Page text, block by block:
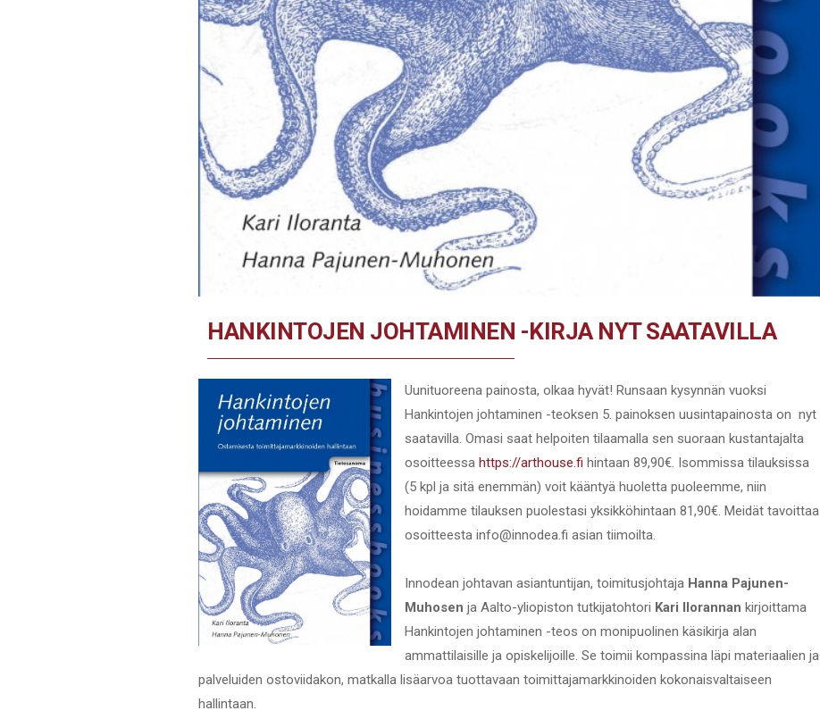
HANKINTOJEN JOHTAMINEN -KIRJA NYT SAATAVILLA
Uunituoreena painosta, olkaa hyvät! Runsaan kysynnän vuoksi
Hankintojen johtaminen -teoksen 5. painoksen uusintapainosta on nyt
saatavilla. Omasi saat helpoiten tilaamalla sen suoraan kustantajalta
osoitteessa https://arthouse.fi hintaan 89,90€. Isommissa tilauksissa
(5 kpl ja sitä enemmän) voit kääntyä huoletta puoleemme, niin
hoidamme tilauksen puolestasi yksikköhintaan 81,90€. Meidät tavoittaa
osoitteesta info@innodea.fi asian tiimoilta.
Innodean johtavan asiantuntijan, toimitusjohtaja Hanna Pajunen-
Muhosen ja Aalto-yliopiston tutkijatohtori Kari Ilorannan kirjoittama
Hankintojen johtaminen -teos on monipuolinen käsikirja alan
ammattilaisille ja opiskelijoille. Se toimii kompassina läpi materiaalien ja
palveluiden ostoviidakon, matkalla lisäarvoa tuottavaan toimittajamarkkinoiden kokonaisvaltaiseen
hallintaan.